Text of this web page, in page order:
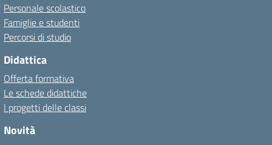
Personale scolastico
Famiglie e studenti
Percorsi di studio
Didattica
Offerta formativa
Le schede didattiche
I progetti delle classi
Novità